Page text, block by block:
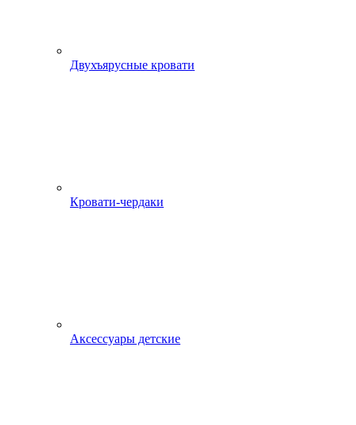
Двухъярусные кровати
Кровати-чердаки
Аксессуары детские